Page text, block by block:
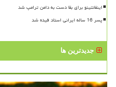
اینفانتینو برای بقا دست به دامن ترامپ شد
پسر 16 ساله ایرانی استاد فیده شد
جدیدترین ها